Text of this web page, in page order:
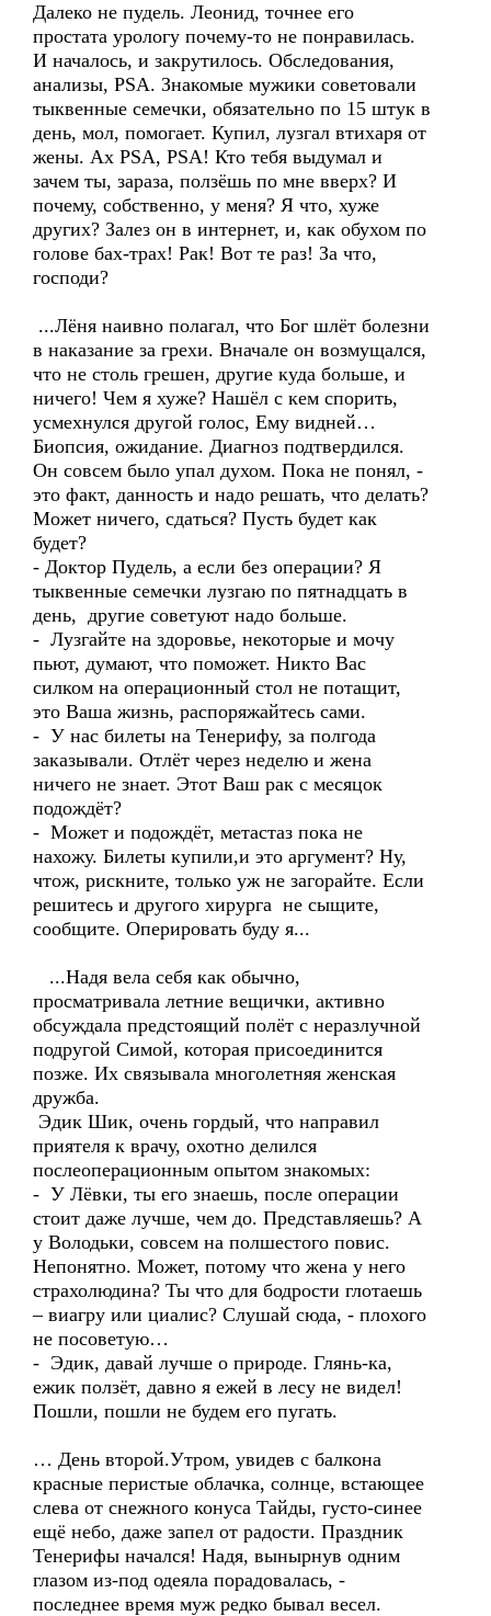
Далеко не пудель. Леонид, точнее его
простата урологу почему-то не понравилась.
И началось, и закрутилось. Обследования,
анализы, PSA. Знакомые мужики советовали
тыквенные семечки, обязательно по 15 штук в
день, мол, помогает. Купил, лузгал втихаря от
жены. Ах PSA, PSA! Кто тебя выдумал и
зачем ты, зараза, ползёшь по мне вверх? И
почему, собственно, у меня? Я что, хуже
других? Залез он в интернет, и, как обухом по
голове бах-трах! Рак! Вот те раз! За что,
господи?
...Лёня наивно полагал, что Бог шлёт болезни
в наказание за грехи. Вначале он возмущался,
что не столь грешен, другие куда больше, и
ничего! Чем я хуже? Нашёл с кем спорить,
усмехнулся другой голос, Ему видней…
Биопсия, ожидание. Диагноз подтвердился.
Он совсем было упал духом. Пока не понял, -
это факт, данность и надо решать, что делать?
Может ничего, сдаться? Пусть будет как
будет?
- Доктор Пудель, а если без операции? Я
тыквенные семечки лузгаю по пятнадцать в
день, другие советуют надо больше.
- Лузгайте на здоровье, некоторые и мочу
пьют, думают, что поможет. Никто Вас
силком на операционный стол не потащит,
это Ваша жизнь, распоряжайтесь сами.
- У нас билеты на Тенерифу, за полгода
заказывали. Отлёт через неделю и жена
ничего не знает. Этот Ваш рак с месяцок
подождёт?
- Может и подождёт, метастаз пока не
нахожу. Билеты купили,и это аргумент? Ну,
чтож, рискните, только уж не загорайте. Если
решитесь и другого хирурга не сыщите,
сообщите. Оперировать буду я...
...Надя вела себя как обычно,
просматривала летние вещички, активно
обсуждала предстоящий полёт с неразлучной
подругой Симой, которая присоединится
позже. Их связывала многолетняя женская
дружба.
Эдик Шик, очень гордый, что направил
приятеля к врачу, охотно делился
послеоперационным опытом знакомых:
- У Лёвки, ты его знаешь, после операции
стоит даже лучше, чем до. Представляешь? А
у Володьки, совсем на полшестого повис.
Непонятно. Может, потому что жена у него
страхолюдина? Ты что для бодрости глотаешь
– виагру или циалис? Слушай сюда, - плохого
не посоветую…
- Эдик, давай лучше о природе. Глянь-ка,
ежик ползёт, давно я ежей в лесу не видел!
Пошли, пошли не будем его пугать.
… День второй.Утром, увидев с балкона
красные перистые облачка, солнце, встающее
слева от снежного конуса Тайды, густо-синее
ещё небо, даже запел от радости. Праздник
Тенерифы начался! Надя, вынырнув одним
глазом из-под одеяла порадовалась, -
последнее время муж редко бывал весел.